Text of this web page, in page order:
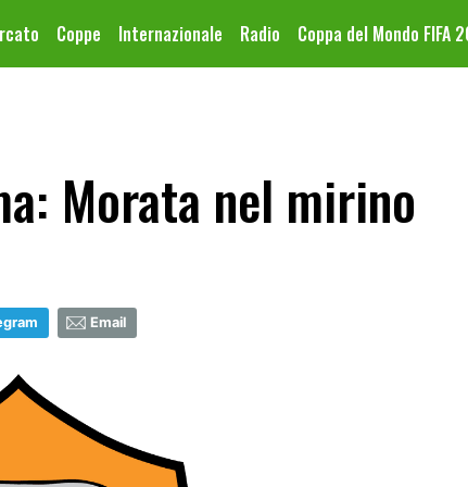
Coppe Internazionale Radio Coppa del Mondo FIFA
Morata nel mirino
Email